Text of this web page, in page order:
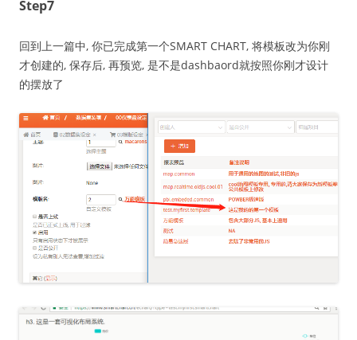
Step7
回到上一篇中, 你已完成第一个SMART CHART, 将模板改为你刚
才创建的, 保存后, 再预览, 是不是dashbaord就按照你刚才设计
的摆放了